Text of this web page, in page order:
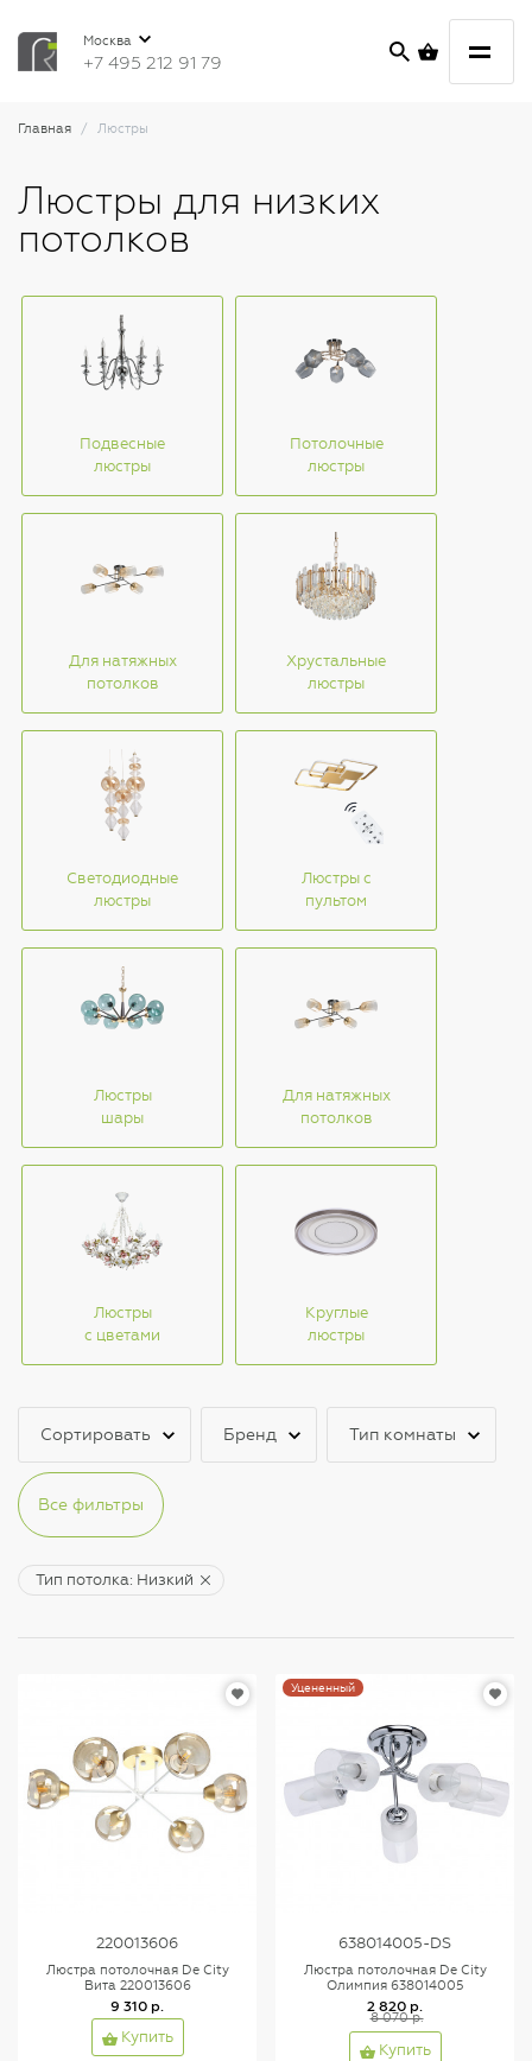
Москва
+7 495 212 91 79
Главная Люстры
Люстры для низких
потолков
Подвесные
люстры
Потолочные
люстры
Для натяжных
потолков
Хрустальные
люстры
Светодиодные
люстры
Люстры с
пультом
Люстры
шары
Для натяжных
потолков
Люстры
с цветами
Круглые
люстры
Сортировать Бренд Тип комнаты
Все фильтры
Тип потолка: Низкий
220013606
Люстра потолочная De City
Вита 220013606
9 310 р.
Купить
Уцененный
638014005-DS
Люстра потолочная De City
Олимпия 638014005
2 820 р.
8 070 р.
Купить